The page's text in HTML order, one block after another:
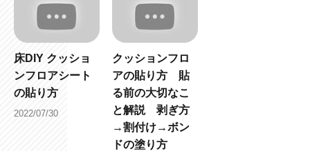
床DIY クッショ
ンフロアシート
の貼り方
2022/07/30
クッションフロ
アの貼り方 貼
る前の大切なこ
と解説 剥ぎ方
→割付け→ボン
ドの塗り方